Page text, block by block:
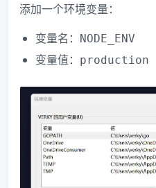
添加一个环境变量：
变量名：
NODE_ENV
变量值： production